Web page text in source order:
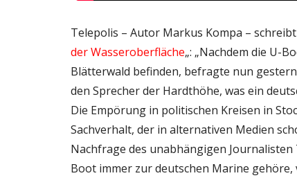
Telepolis – Autor Markus Kompa –
der Wasseroberfläche„: „Nachdem die U-
Blätterwald befinden, befragte nun
den Sprecher der Hardthöhe, was ein
Die Empörung in politischen Kreisen in
Sachverhalt, der in alternativen Medien
Nachfrage des unabhängigen
Boot immer zur deutschen Marine